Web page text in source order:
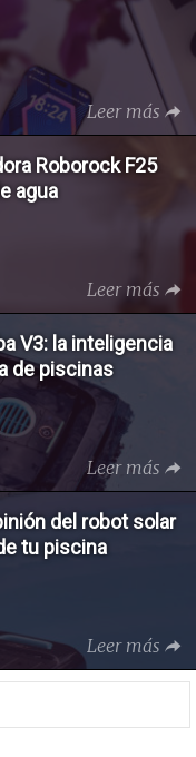
Leer más
Roborock F25
agua
Leer más
V3: la inteligencia
de piscinas
Leer más
del robot solar
tu piscina
Leer más